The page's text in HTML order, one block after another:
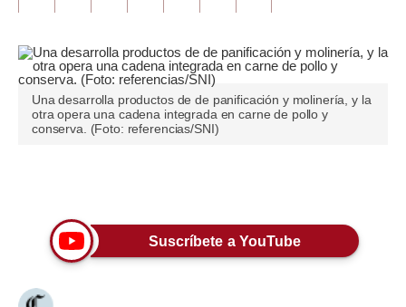
Tendencias
Lujo
Viajes
Mundo
Una desarrolla productos de de panificación y molinería, y la
otra opera una cadena integrada en carne de pollo y
conserva. (Foto: referencias/SNI)
Suscríbete a YouTube